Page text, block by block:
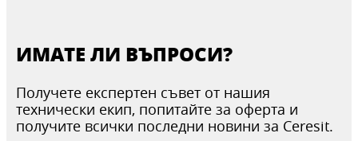
ИМАТЕ ЛИ ВЪПРОСИ?
Получете експертен съвет от нашия
технически екип, попитайте за оферта и
получите всички последни новини за Ceresit.